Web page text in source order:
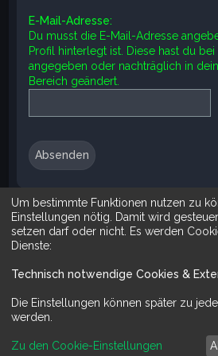
E-Mail-Adresse:
Du musst die E-Mail-Adresse
Profil hinterlegt ist. Diese hast du
angegeben oder nachträglich in
Bereich geändert.
Mit Do It Yourself sparst du Geld
Powered byphpBB™
Um bestimmte Funktionen nutzen zu
Einstellungen nötig. Damit wird
setzen darf oder nicht. Es werden
Dienste:
Technisch notwendige Cookies &
Die Einstellungen können später zu
werden.
Zu den Cookie-Einstellungen